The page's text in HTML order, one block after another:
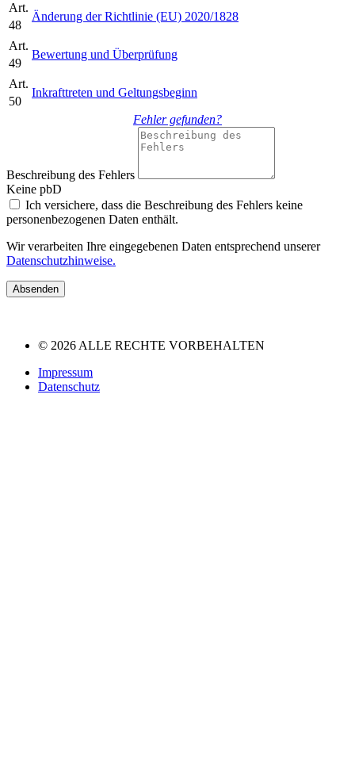
Art.
48
Änderung der Richtlinie (EU) 2020/1828
Art.
49
Bewertung und Überprüfung
Art.
50
Inkrafttreten und Geltungsbeginn
Fehler gefunden?
Beschreibung des Fehlers
Keine pbD
Ich versichere, dass die Beschreibung des Fehlers keine
personenbezogenen Daten enthält.
Wir verarbeiten Ihre eingegebenen Daten entsprechend unserer
Datenschutzhinweise.
Absenden
© 2026 ALLE RECHTE VORBEHALTEN
Impressum
Datenschutz